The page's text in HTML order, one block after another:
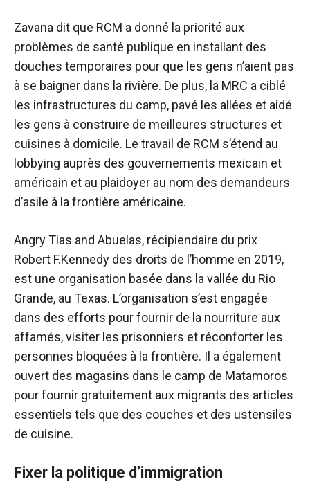
Zavana dit que RCM a donné la priorité aux
problèmes de santé publique en installant des
douches temporaires pour que les gens n’aient pas
à se baigner dans la rivière. De plus, la MRC a ciblé
les infrastructures du camp, pavé les allées et aidé
les gens à construire de meilleures structures et
cuisines à domicile. Le travail de RCM s’étend au
lobbying auprès des gouvernements mexicain et
américain et au plaidoyer au nom des demandeurs
d’asile à la frontière américaine.
Angry Tias and Abuelas, récipiendaire du prix
Robert F.Kennedy des droits de l’homme en 2019,
est une organisation basée dans la vallée du Rio
Grande, au Texas. L’organisation s’est engagée
dans des efforts pour fournir de la nourriture aux
affamés, visiter les prisonniers et réconforter les
personnes bloquées à la frontière. Il a également
ouvert des magasins dans le camp de Matamoros
pour fournir gratuitement aux migrants des articles
essentiels tels que des couches et des ustensiles
de cuisine.
Fixer la politique d’immigration